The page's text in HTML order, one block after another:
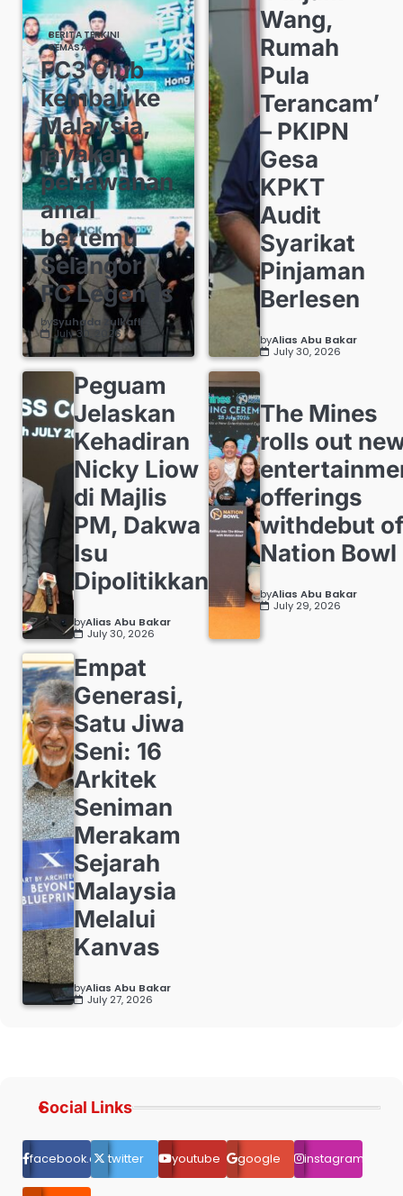
BERITA TERKINI
SEMASA
FC3 Club
kembali ke
Malaysia,
jayakan
perlawanan
amal
bertemu
Selangor
FC Legends
bySyuhada Zulkafli
July 30, 2026
Wang,
Rumah
Pula
Terancam’
– PKIPN
Gesa
KPKT
Audit
Syarikat
Pinjaman
Berlesen
byAlias Abu Bakar
July 30, 2026
Peguam
Jelaskan
Kehadiran
Nicky Liow
di Majlis
PM, Dakwa
Isu
Dipolitikkan
byAlias Abu Bakar
July 30, 2026
The Mines
rolls out
offerings
withdebut
Nation Bowl
byAlias Abu Bakar
July 29, 2026
Empat
Generasi,
Satu Jiwa
Seni: 16
Arkitek
Seniman
Merakam
Sejarah
Malaysia
Melalui
Kanvas
byAlias Abu Bakar
July 27, 2026
Social Links
facebook.comtwitter youtube google instagram